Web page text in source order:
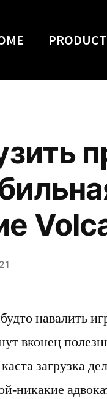
PRODUCT
навалить
вконец
загрузка
никакие